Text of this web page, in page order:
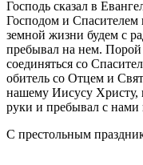
Господь сказал в
Господом и Спасителем
земной жизни будем с
пребывал на нем. Порой
соединяться со
обитель со Отцем и
нашему Иисусу Христу,
руки и пребывал с
С престольным